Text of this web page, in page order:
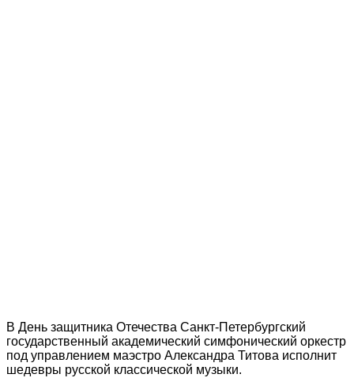
В День защитника Отечества Санкт-Петербургский
государственный академический симфонический оркестр
под управлением маэстро Александра Титова исполнит
шедевры русской классической музыки.